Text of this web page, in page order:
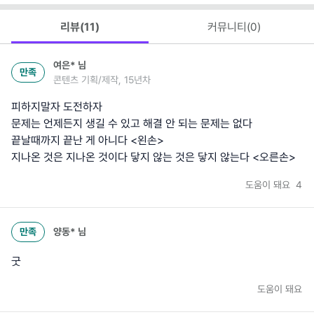
리뷰(11) 커뮤니티(0)
만족
여은* 님
콘텐츠 기획/제작, 15년차
피하지말자 도전하자
문제는 언제든지 생길 수 있고 해결 안 되는 문제는 없다
끝날때까지 끝난 게 아니다 <왼손>
지나온 것은 지나온 것이다 닿지 않는 것은 닿지 않는다 <오른손>
도움이 돼요 4
만족 양동* 님
굿
도움이 돼요